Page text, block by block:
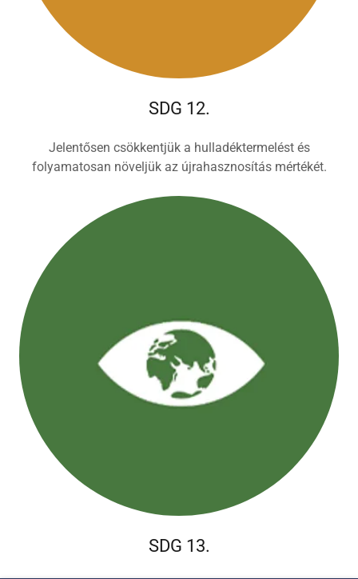
SDG 12.
Jelentősen csökkentjük a hulladéktermelést és
folyamatosan növeljük az újrahasznosítás mértékét.
SDG 13.